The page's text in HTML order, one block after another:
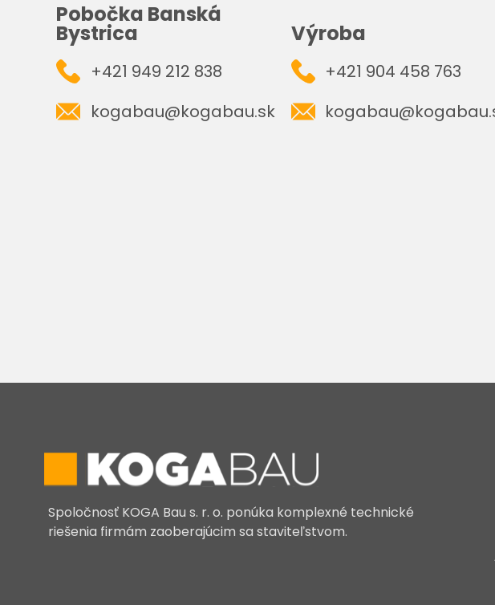
Pobočka Banská
Bystrica
+421 949 212 838
kogabau@kogabau.sk
Výroba
+421 904 458 763
Spoločnosť KOGA Bau s. r. o. ponúka komplexné technické
riešenia firmám zaoberajúcim sa staviteľstvom.